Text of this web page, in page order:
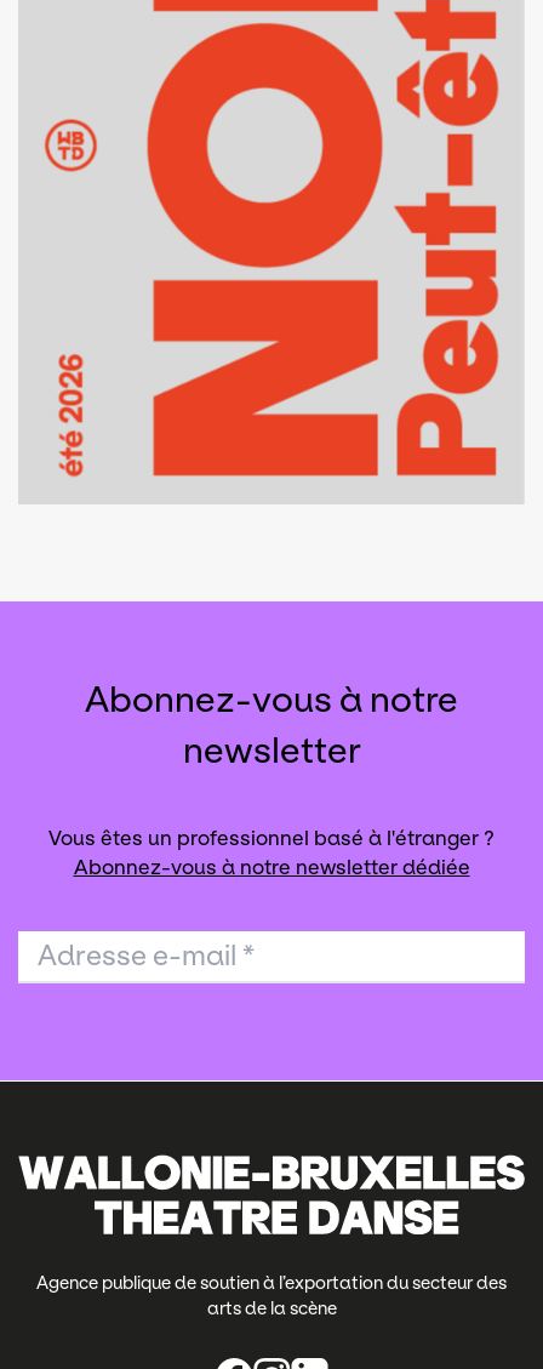
Abonnez-vous à notre
newsletter
Vous êtes un professionnel basé à l'étranger ?
Abonnez-vous à notre newsletter dédiée
Adresse e-mail *
Agence publique de soutien à l’exportation du secteur des
arts de la scène